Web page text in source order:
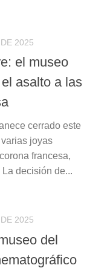
2025
el museo
asalto a las
cerrado este
joyas
francesa,
decisión de...
2025
del